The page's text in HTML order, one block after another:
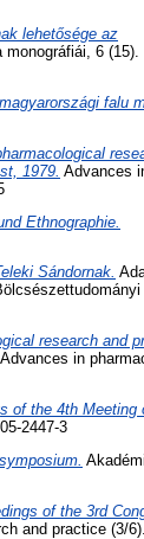
lehetősége az
6 (15).
falu
1979. Advances
Ethnographie.
Sándornak.
research and
Advances in
of the 4th Meeting
2447-3
of the 3rd
and practice (3/6).